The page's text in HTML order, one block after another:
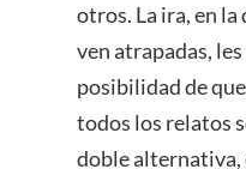
otros. La ira, en la
ven atrapadas,
posibilidad de
todos los relatos
doble alternativa,